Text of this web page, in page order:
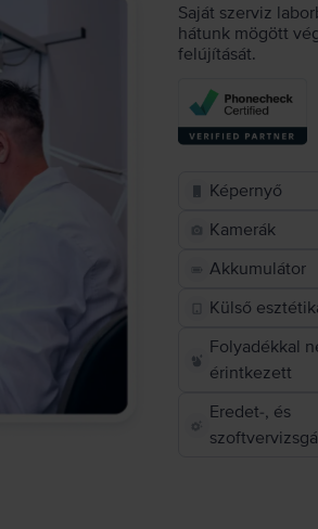
Saját szerviz
hátunk mögött
felújítását.
Képernyő
Kamerák
Akkumulátor
Külső
Folyadékkal
érintkezett
Eredet-, és